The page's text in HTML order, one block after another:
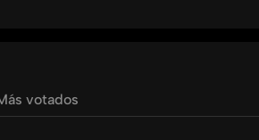
votados